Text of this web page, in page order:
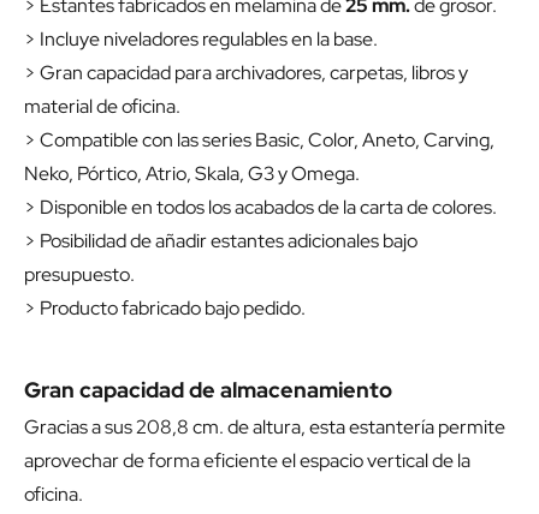
> Estantes fabricados en melamina de25 mm.de grosor.
> Incluye niveladores regulables en la base.
> Gran capacidad para archivadores, carpetas, libros y
material de oficina.
> Compatible con las series Basic, Color, Aneto, Carving,
Neko, Pórtico, Atrio, Skala, G3 y Omega.
> Disponible en todos los acabados de la carta de colores.
> Posibilidad de añadir estantes adicionales bajo
presupuesto.
> Producto fabricado bajo pedido.
Gran capacidad de almacenamiento
Gracias a sus 208,8 cm. de altura, esta estantería permite
aprovechar de forma eficiente el espacio vertical de la
oficina.